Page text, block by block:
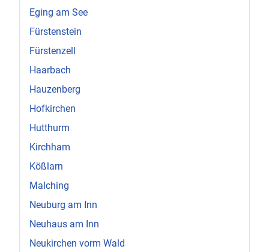
Eging am See
Fürstenstein
Fürstenzell
Haarbach
Hauzenberg
Hofkirchen
Hutthurm
Kirchham
Kößlarn
Malching
Neuburg am Inn
Neuhaus am Inn
Neukirchen vorm Wald